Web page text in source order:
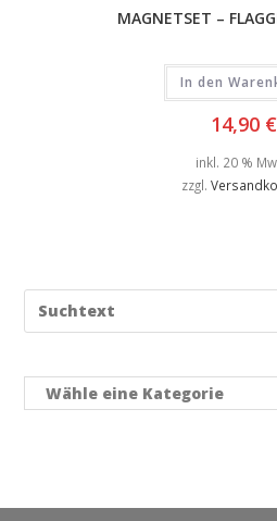
MAGNETSET –
In den
14,90 €
inkl. 20 %
zzgl.